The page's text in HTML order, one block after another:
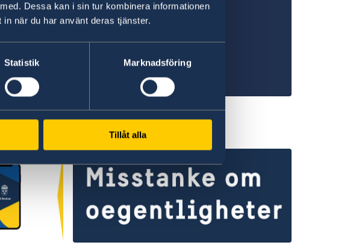
Dessa kan i sin tur kombinera informationen
när du har använt deras tjänster.
Statistik Marknadsföring
Tillåt alla
på Linkedin